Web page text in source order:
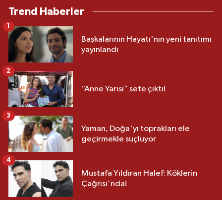
Trend Haberler
Başkalarının Hayatı'nın yeni tanıtımı
yayınlandı
1
“Anne Yarısı” sete çıktı!
2
Yaman, Doğa'yı toprakları ele
geçirmekle suçluyor
3
Mustafa Yıldıran Halef: Köklerin
Çağrısı'nda!
4